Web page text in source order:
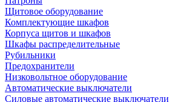
Щитовое оборудование
Комплектующие шкафов
Корпуса щитов и шкафов
Шкафы распределительные
Рубильники
Предохранители
Низковольтное оборудование
Автоматические выключатели
Силовые автоматические выключатели